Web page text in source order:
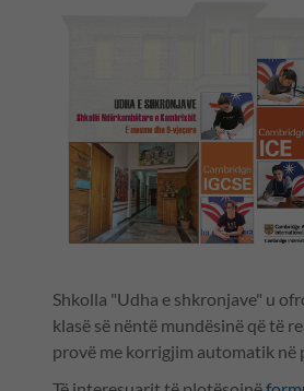
Shkolla "Udha e shkronjave" u
klasë së nëntë mundësinë që të
provë me korrigjim automatik në